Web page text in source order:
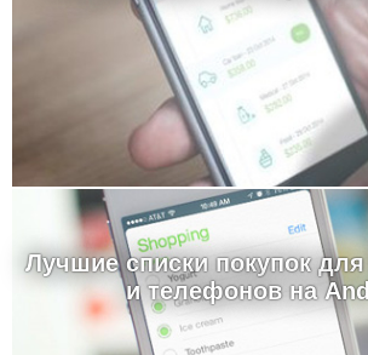
Лучшие cписки покупок
и телефонов на